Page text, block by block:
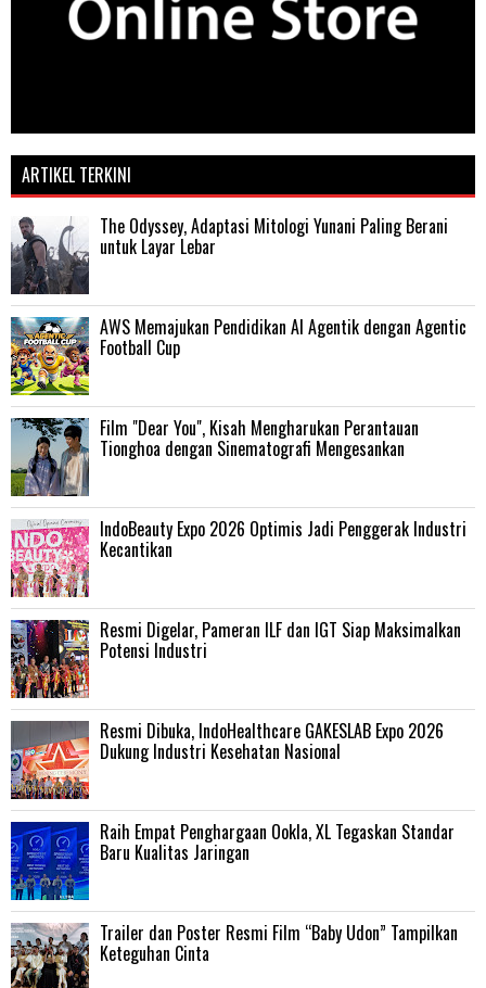
ARTIKEL TERKINI
The Odyssey, Adaptasi Mitologi Yunani Paling Berani
untuk Layar Lebar
AWS Memajukan Pendidikan AI Agentik dengan Agentic
Football Cup
Film "Dear You", Kisah Mengharukan Perantauan
Tionghoa dengan Sinematografi Mengesankan
IndoBeauty Expo 2026 Optimis Jadi Penggerak Industri
Kecantikan
Resmi Digelar, Pameran ILF dan IGT Siap Maksimalkan
Potensi Industri
Resmi Dibuka, IndoHealthcare GAKESLAB Expo 2026
Dukung Industri Kesehatan Nasional
Raih Empat Penghargaan Ookla, XL Tegaskan Standar
Baru Kualitas Jaringan
Trailer dan Poster Resmi Film “Baby Udon” Tampilkan
Keteguhan Cinta